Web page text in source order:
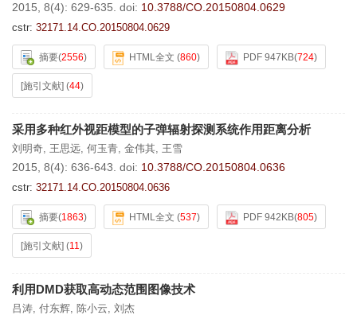
2015, 8(4): 629-635. doi: 10.3788/CO.20150804.0629
cstr: 32171.14.CO.20150804.0629
摘要(2556) HTML全文 (860) PDF 947KB(724)
[施引文献] (44)
采用多种红外视距模型的子弹辐射探测系统作用距离分析
刘明奇, 王思远, 何玉青, 金伟其, 王雪
2015, 8(4): 636-643. doi: 10.3788/CO.20150804.0636
cstr: 32171.14.CO.20150804.0636
摘要(1863) HTML全文 (537) PDF 942KB(805)
[施引文献] (11)
利用DMD获取高动态范围图像技术
吕涛, 付东辉, 陈小云, 刘杰